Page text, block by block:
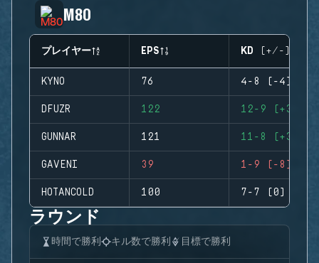
M80
プレイヤー EPS KD (+/-)
KYNO 76 4-8 (-4)
DFUZR 122 12-9 (+3)
GUNNAR 121 11-8 (+3)
GAVENI 39 1-9 (-8)
HOTANCOLD 100 7-7 (0)
ラウンド
時間で勝利 キル数で勝利 目標で勝利